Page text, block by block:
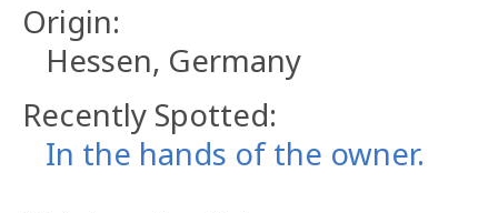
Origin:
Hessen, Germany
Recently Spotted:
In the hands of the owner.